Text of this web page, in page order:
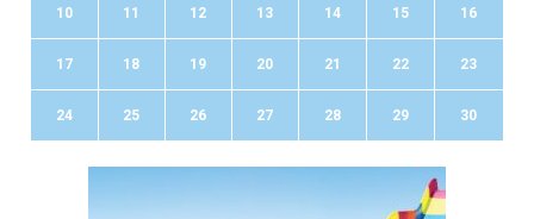
10 11 12 13 14 15 16
17 18 19 20 21 22 23
24 25 26 27 28 29 30